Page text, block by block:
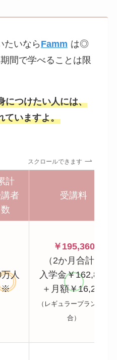
たいなら Famm は◎
間で学べることは限
につけたい人には、
ていますよ。
スクロールできます
計
者
数
受講料
人
※
￥195,360
（2か月合計）
入学金￥162,800
＋月額￥16,280
（レギュラープランの場
合）